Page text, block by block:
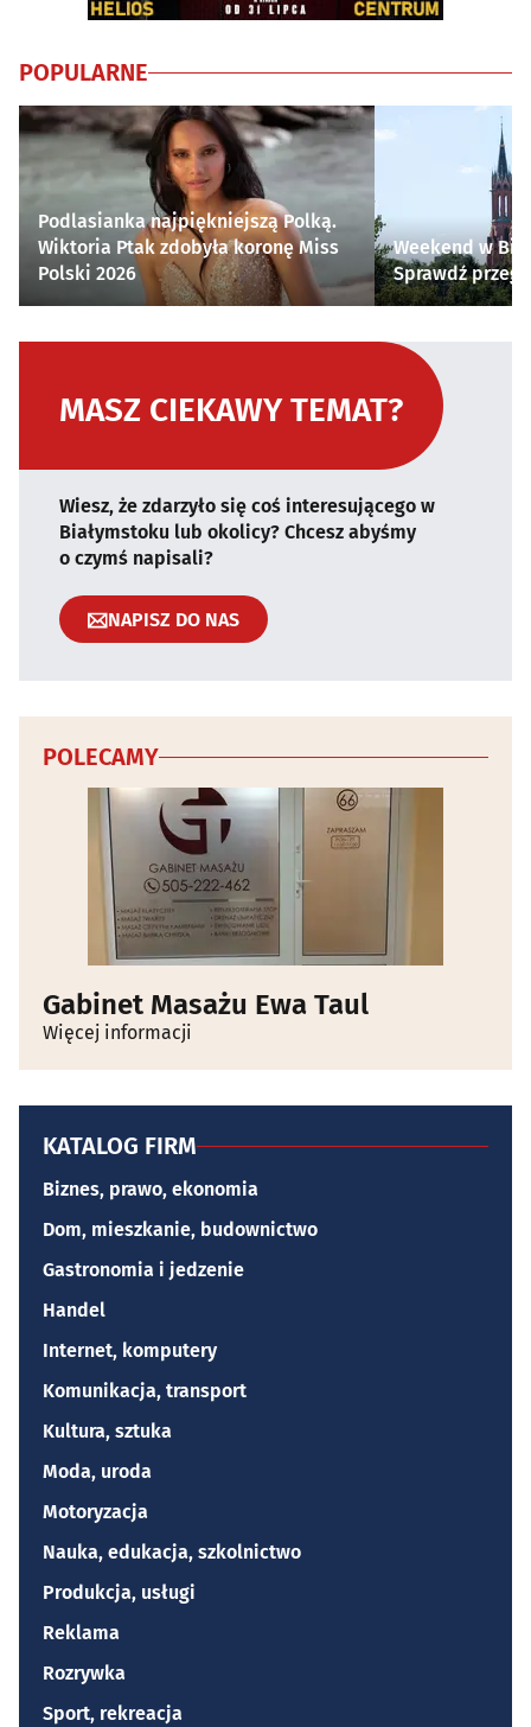
POPULARNE
Podlasianka najpiękniejszą Polką.
Wiktoria Ptak zdobyła koronę Miss
Polski 2026
Weekend w
Sprawdź
MASZ CIEKAWY TEMAT?
Wiesz, że zdarzyło się coś interesującego w
Białymstoku lub okolicy? Chcesz abyśmy
o czymś napisali?
NAPISZ DO NAS
POLECAMY
Gabinet Masażu Ewa Taul
Więcej informacji
KATALOG FIRM
Biznes, prawo, ekonomia
Dom, mieszkanie, budownictwo
Gastronomia i jedzenie
Handel
Internet, komputery
Komunikacja, transport
Kultura, sztuka
Moda, uroda
Motoryzacja
Nauka, edukacja, szkolnictwo
Produkcja, usługi
Reklama
Rozrywka
Sport, rekreacja